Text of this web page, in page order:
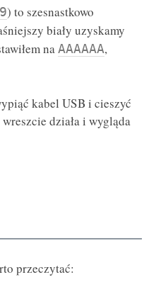
) to szesnastkowo
biały uzyskamy
naAAAAAA,
kabel USB i cieszyć
działa i wygląda
przeczytać: